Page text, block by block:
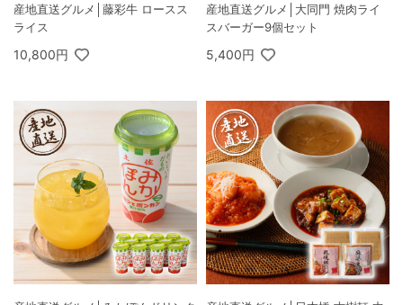
産地直送グルメ│藤彩牛 ロースス
ライス
10,800円
産地直送グルメ│大同門 焼肉ライ
スバーガー9個セット
5,400円